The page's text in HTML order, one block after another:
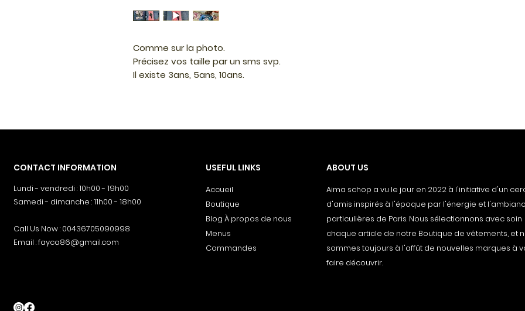
Comme sur la photo.
Précisez vos taille par un sms svp.
Il existe 3ans, 5ans, 10ans.
CONTACT INFORMATION
Lundi - vendredi : 10h00 - 19h00
Samedi - dimanche : 11h00 - 18h00
Call Us Now : 00436705090998
Email :fayca86@gmail.com
USEFUL LINKS
Accueil
Boutique
Blog À propos de nous
Menus
Commandes
ABOUT US
Aima schop a vu le jour en 2022 à l'initiative d'un
d'amis inspirés à l'époque par l'énergie et
particulières de Paris. Nous sélectionnons avec soin
chaque article de notre Boutique de vêtements, et
sommes toujours à l'affût de nouvelles marques à
faire découvrir.